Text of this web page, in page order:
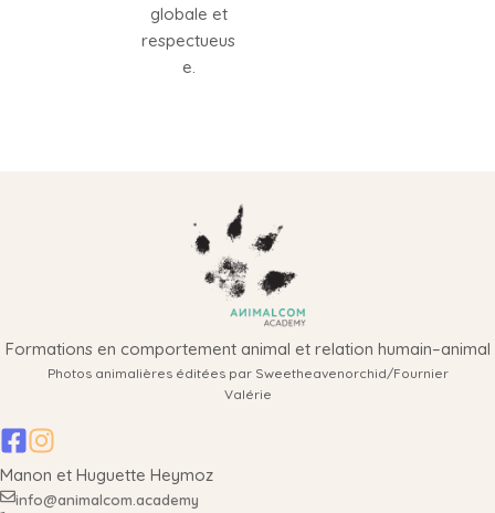
globale et
respectueus
e.
Formations en comportement animal et relation humain–animal
Photos animalières éditées par Sweetheavenorchid/Fournier
Valérie
Manon et Huguette Heymoz
info@animalcom.academy